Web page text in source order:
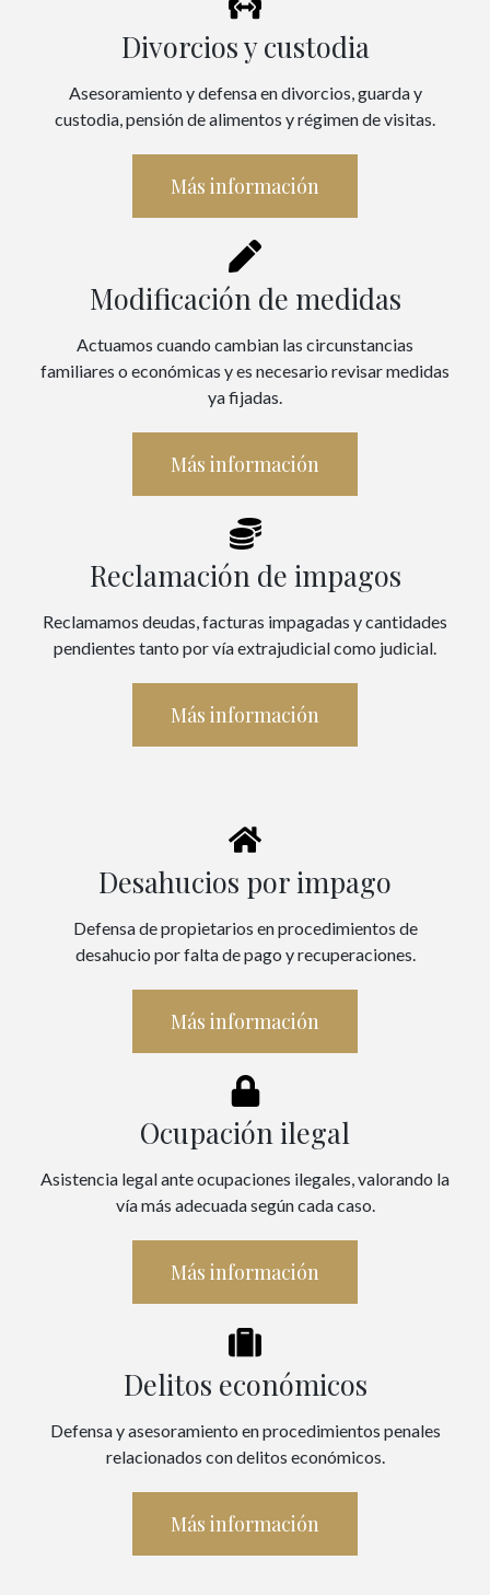
Divorcios y custodia
Asesoramiento y defensa en divorcios, guarda y
custodia, pensión de alimentos y régimen de visitas.
Más información
Modificación de medidas
Actuamos cuando cambian las circunstancias
familiares o económicas y es necesario revisar medidas
ya fijadas.
Más información
Reclamación de impagos
Reclamamos deudas, facturas impagadas y cantidades
pendientes tanto por vía extrajudicial como judicial.
Más información
Desahucios por impago
Defensa de propietarios en procedimientos de
desahucio por falta de pago y recuperaciones.
Más información
Ocupación ilegal
Asistencia legal ante ocupaciones ilegales, valorando la
vía más adecuada según cada caso.
Más información
Delitos económicos
Defensa y asesoramiento en procedimientos penales
relacionados con delitos económicos.
Más información